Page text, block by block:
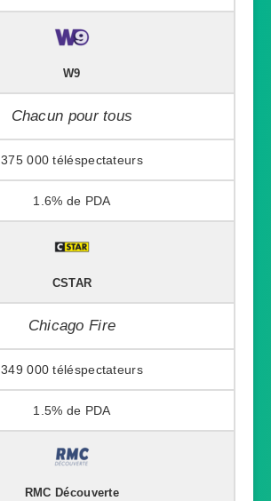
W9
Chacun pour tous
375 000
1.6%
CSTAR
Chicago Fire
349 000
1.5%
RMC Découverte